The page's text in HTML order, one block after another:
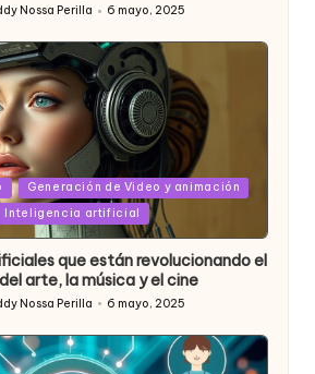
Nossa Perilla 6 mayo, 2025
Generación de Video y animación
Inteligencia artificial
que están revolucionando el
arte, la música y el cine
Nossa Perilla 6 mayo, 2025